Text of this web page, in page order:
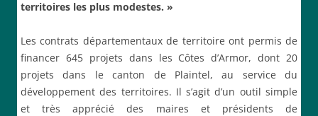
territoires les plus modestes. »
Les contrats départementaux de territoire ont permis de
financer 645 projets dans les Côtes d’Armor, dont 20
projets dans le canton de Plaintel, au service du
développement des territoires. Il s’agit d’un outil simple
et très apprécié des maires et présidents de